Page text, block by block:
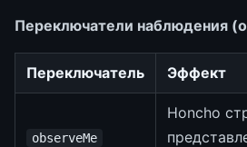
Переключатели наблюдения
Переключатель Эффект
observeMe
Honcho